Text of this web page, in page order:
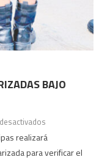
BAJO
en
Escuelas
con
realizará
para verificar el